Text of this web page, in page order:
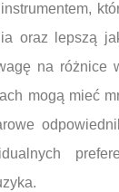
oraz lepszą
na różnice
mogą mieć